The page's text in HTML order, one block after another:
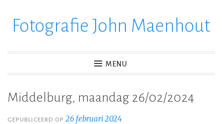
verderFotografie John Maenhout
MENU
Middelburg, maandag 26/02/2024
GEPUBLICEERD OP26 februari 2024